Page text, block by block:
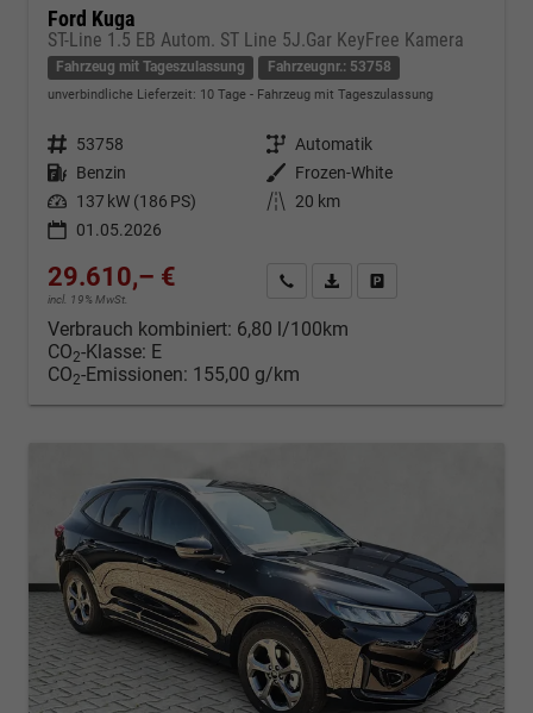
Ford Kuga
ST-Line 1.5 EB Autom. ST Line 5J.Gar KeyFree Kamera
Fahrzeug mit Tageszulassung Fahrzeugnr.: 53758
unverbindliche Lieferzeit: 10 Tage Fahrzeug mit Tageszulassung
Fahrzeugnr. 53758 Getriebe Automatik
Kraftstoff Benzin Außenfarbe
Frozen-White
Leistung 137 kW (186 PS) Kilometerstand
20 km
01.05.2026
29.610,– €
incl. 19% MwSt.
Kontakt & Angebot anfordern
PDF-Datei, Fahrzeugexposé
Verbrauch kombiniert: 6,80 l/100km
CO2-Klasse: E
CO2-Emissionen: 155,00 g/km